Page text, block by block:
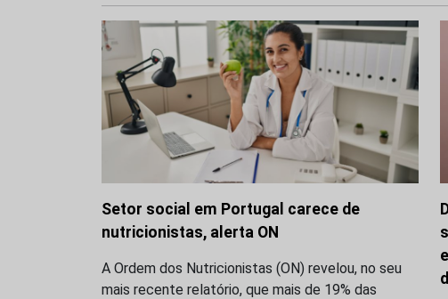
Setor social em Portugal carece de
nutricionistas, alerta ON
A Ordem dos Nutricionistas (ON) revelou, no seu
mais recente relatório, que mais de 19% das